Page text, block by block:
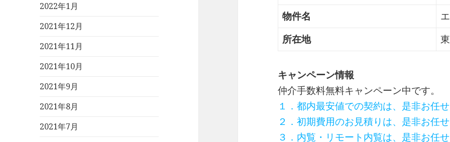
2022年1月
2021年12月
2021年11月
2021年10月
2021年9月
2021年8月
2021年7月
物件名
所在地
キャンペーン情報
仲介手数料無料キャンペーン中です。
１．都内最安値での契約は、是非お任せ
２．初期費用のお見積りは、是非お任せ
３．内覧・リモート内覧は、是非お任せ